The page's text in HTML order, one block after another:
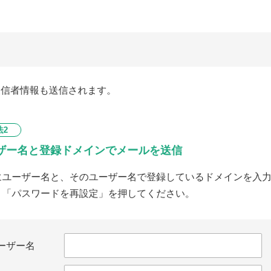
者情報も送信されます。
2
ー名と登録ドメインでメールを送信
ーザー名と、そのユーザー名で登録しているドメインを入力
「パスワードを再設定」を押してください。
ザー名